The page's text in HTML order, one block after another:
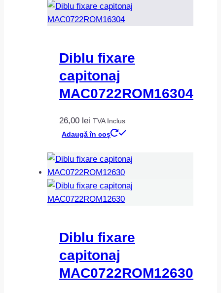
Diblu fixare
capitonaj
MAC0722ROM16304
26,00 lei TVA Inclus
Adaugă în coș
Diblu fixare
capitonaj
MAC0722ROM12630